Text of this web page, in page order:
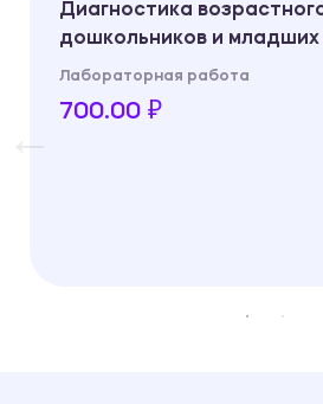
Диагностика
дошкольников и младших
Лабораторная работа
700.00 ₽